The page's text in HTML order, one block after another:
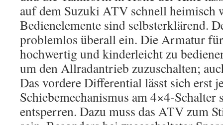
auf dem Suzuki ATV schnell heimisch
Bedienelemente sind selbsterklärend.
problemlos überall ein. Die Armatur
hochwertig und kinderleicht zu
um den Allradantrieb zuzuschalten;
Das vordere Differential lässt sich erst
Schiebemechanismus am 4×4-Schalter
entsperren. Dazu muss das ATV zum